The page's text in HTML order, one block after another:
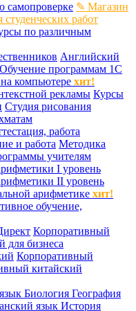
самопроверке ✎ Магазин
работ
по различным
Английский
Обучение программам 1С
компьютере хит!
рекламы Курсы
Студия рисования
работа
и работа Методика
учителям
I уровень
II уровень
арифметике хит!
обучение,
Корпоративный
для бизнеса
Корпоративный
китайский
Биология География
язык История